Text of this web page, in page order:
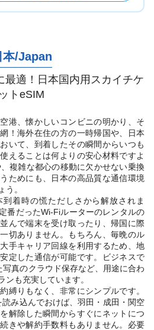
本/Japan
最適！日本国内用スカイチケ
ットeSIM
港、懐かしいコンビニの明かり、そ
！海外在住の方の一時帰国や、日本
いて、到着したその瞬間からいつも
えることは何よりの安心材料ですよ
複雑な都心の移動に欠かせない乗換
ためにも、日本の高品質な通信環境
う。
着時の慌ただしさから解放されま
番だったWi-Fiルーターのレンタルの
んで端末を受け取ったり、帰国に際
切ありません。もちろん、毎晩のル
手キャリア回線を利用するため、地
定した通信が可能です。ビジネスで
真のクラウド保存など、用途に合わ
も充実しています。
縛りもなく、非常にシンプルです。
み込んでおけば、羽田・成田・関空
解除した瞬間からすぐにネットにつ
きや解約手数料もありません。必要